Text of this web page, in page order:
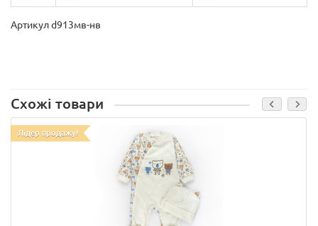
Артикул d913мв-нв
Схожі товари
Лідер продажу!